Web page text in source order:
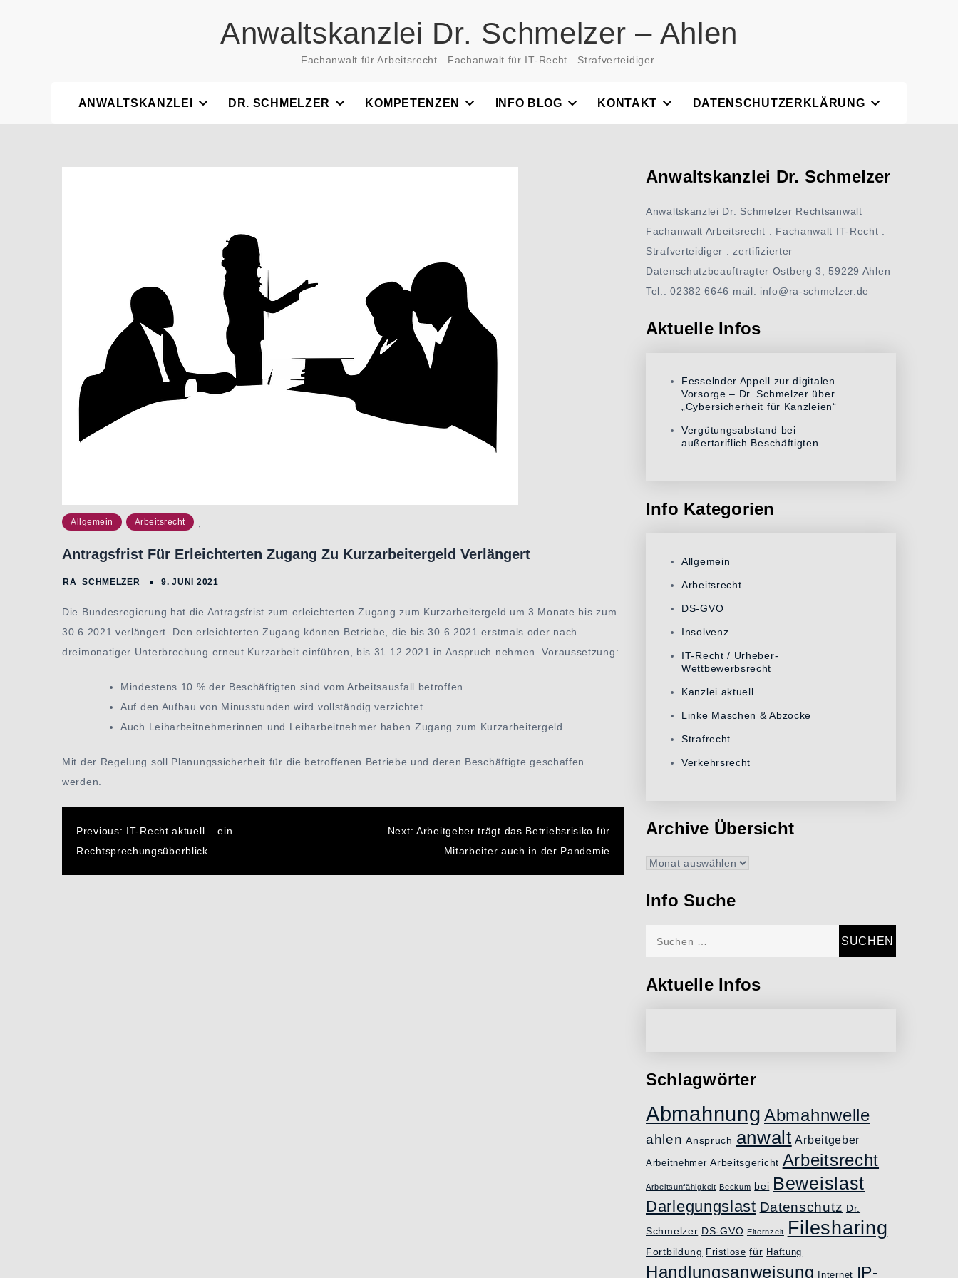
Anwaltskanzlei Dr. Schmelzer – Ahlen
Fachanwalt für Arbeitsrecht . Fachanwalt für IT-Recht . Strafverteidiger.
ANWALTSKANZLEI DR. SCHMELZER KOMPETENZEN INFO BLOG KONTAKT DATENSCHUTZERKLÄRUNG
Allgemein Arbeitsrecht
Antragsfrist Für Erleichterten Zugang Zu Kurzarbeitergeld Verlängert
Die Bundesregierung hat die Antragsfrist zum erleichterten Zugang zum Kurzarbeitergeld um 3 Monate bis zum
30.6.2021 verlängert. Den erleichterten Zugang können Betriebe, die bis 30.6.2021 erstmals oder nach
dreimonatiger Unterbrechung erneut Kurzarbeit einführen, bis 31.12.2021 in Anspruch nehmen. Voraussetzung:
Mindestens 10 % der Beschäftigten sind vom Arbeitsausfall betroffen.
Auf den Aufbau von Minusstunden wird vollständig verzichtet.
Auch Leiharbeitnehmerinnen und Leiharbeitnehmer haben Zugang zum Kurzarbeitergeld.
Mit der Regelung soll Planungssicherheit für die betroffenen Betriebe und deren Beschäftigte geschaffen
werden.
Beitragsnavigation
Previous: IT-Recht aktuell – ein
Rechtsprechungsüberblick
Next: Arbeitgeber trägt das Betriebsrisiko für
Mitarbeiter auch in der Pandemie
Anwaltskanzlei Dr. Schmelzer
Anwaltskanzlei Dr. Schmelzer Rechtsanwalt
Fachanwalt Arbeitsrecht . Fachanwalt IT-Recht .
Strafverteidiger . zertifizierter
Datenschutzbeauftragter Ostberg 3, 59229 Ahlen
Tel.: 02382 6646 mail: info@ra-schmelzer.de
Aktuelle Infos
Fesselnder Appell zur digitalen
Vorsorge – Dr. Schmelzer über
„Cybersicherheit für Kanzleien“
Vergütungsabstand bei
außertariflich Beschäftigten
Info Kategorien
Allgemein
Arbeitsrecht
DS-GVO
Insolvenz
IT-Recht / Urheber-
Wettbewerbsrecht
Kanzlei aktuell
Linke Maschen & Abzocke
Strafrecht
Verkehrsrecht
Archive Übersicht
Archive
Info Suche
Aktuelle Infos
Schlagwörter
Abmahnung Abmahnwelle
ahlen Anspruch anwalt Arbeitgeber
Arbeitnehmer Arbeitsgericht Arbeitsrecht
Arbeitsunfähigkeit Beckum bei Beweislast
Darlegungslast Datenschutz Dr.
Schmelzer DS-GVO Elternzeit Filesharing
Fortbildung Fristlose für Haftung
Handlungsanweisung Internet IP-